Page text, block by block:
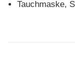
Tauchmaske,